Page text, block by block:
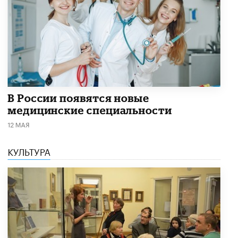
В России появятся новые
медицинские специальности
12 МАЯ
КУЛЬТУРА